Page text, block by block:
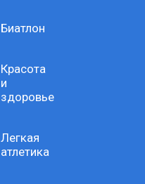
Биатлон
Красота
и
здоровье
Легкая
атлетика